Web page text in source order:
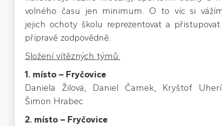
volného času jen minimum. O to víc si
jejich ochoty školu reprezentovat a
přípravě zodpovědně.
Složení vítězných týmů:
1. místo – Fryčovice
Daniela Žilová, Daniel Čamek, Kryštof
Šimon Hrabec
2. místo – Fryčovice